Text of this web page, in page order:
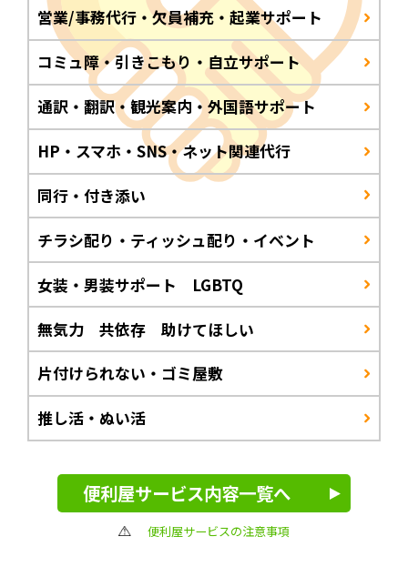
営業/事務代行・欠員補充・起業サポート
コミュ障・引きこもり・自立サポート
通訳・翻訳・観光案内・外国語サポート
HP・スマホ・SNS・ネット関連代行
同行・付き添い
チラシ配り・ティッシュ配り・イベント
女装・男装サポート LGBTQ
無気力 共依存 助けてほしい
片付けられない・ゴミ屋敷
推し活・ぬい活
便利屋サービス内容一覧へ
便利屋サービスの注意事項